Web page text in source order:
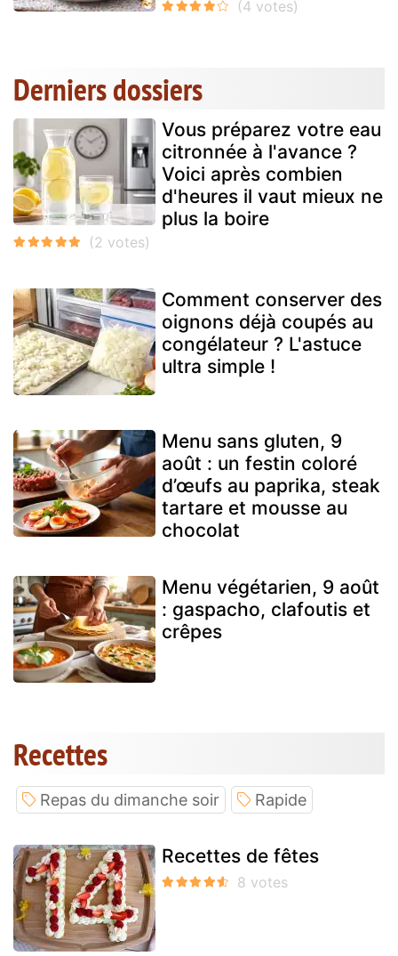
Derniers dossiers
Vous préparez votre eau
citronnée à l'avance ?
Voici après combien
d'heures il vaut mieux ne
plus la boire
Comment conserver des
oignons déjà coupés au
congélateur ? L'astuce
ultra simple !
Menu sans gluten, 9
août : un festin coloré
d’œufs au paprika, steak
tartare et mousse au
chocolat
Menu végétarien, 9 août
: gaspacho, clafoutis et
crêpes
Recettes
Repas du dimanche soir Rapide
Recettes de fêtes